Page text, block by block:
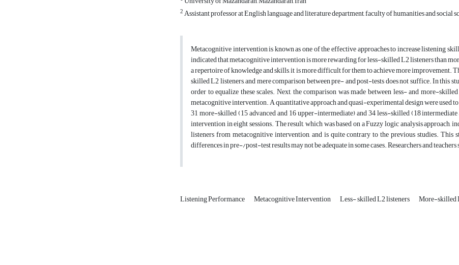
2Assistant professor at English language and literature department, faculty of humanities and social
Metacognitive intervention is known as one of the effective approaches to increase listening
indicated that metacognitive intervention is more rewarding for less-skilled L2 listeners than
a repertoire of knowledge and skills, it is more difficult for them to achieve more improvement.
skilled L2 listeners, and mere comparison between pre- and post-tests does not suffice. In this
order to equalize these scales. Next, the comparison was made between less- and more-
metacognitive intervention. A quantitative approach and quasi-experimental design were used
31 more-skilled (15 advanced and 16 upper-intermediate) and 34 less-skilled (18
intervention in eight sessions. The result, which was based on a Fuzzy logic analysis
listeners from metacognitive intervention, and is quite contrary to the previous studies. This
differences in pre-/post-test results may not be adequate in some cases. Researchers and
Listening Performance Metacognitive Intervention Less- skilled L2 listeners More-skilled